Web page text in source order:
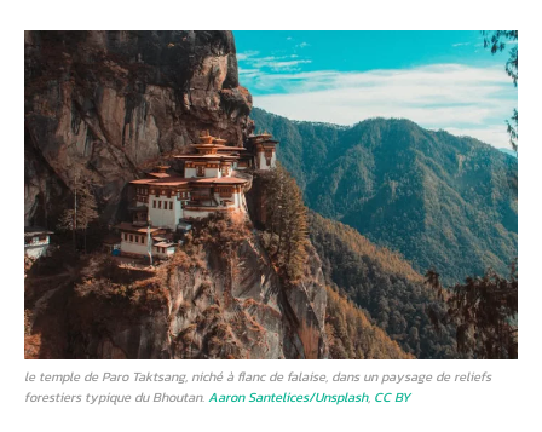
le temple de Paro Taktsang, niché à flanc de falaise, dans un paysage de reliefs
forestiers typique du Bhoutan.Aaron Santelices/Unsplash, CC BY